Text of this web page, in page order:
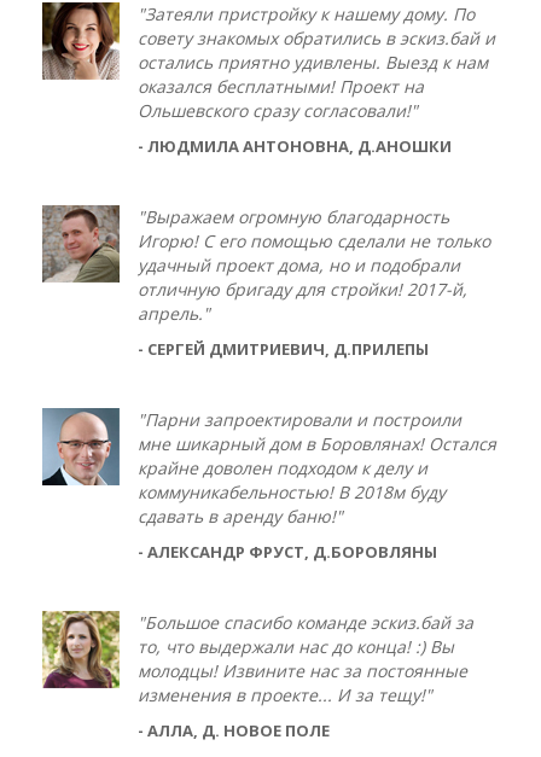
"Затеяли пристройку к нашему дому. По
совету знакомых обратились в эскиз.бай и
остались приятно удивлены. Выезд к нам
оказался бесплатными! Проект на
Ольшевского сразу согласовали!"
- ЛЮДМИЛА АНТОНОВНА, Д.АНОШКИ
"Выражаем огромную благодарность
Игорю! С его помощью сделали не только
удачный проект дома, но и подобрали
отличную бригаду для стройки! 2017-й,
апрель."
- СЕРГЕЙ ДМИТРИЕВИЧ, Д.ПРИЛЕПЫ
"Парни запроектировали и построили
мне шикарный дом в Боровлянах! Остался
крайне доволен подходом к делу и
коммуникабельностью! В 2018м буду
сдавать в аренду баню!"
- АЛЕКСАНДР ФРУСТ, Д.БОРОВЛЯНЫ
"Большое спасибо команде эскиз.бай за
то, что выдержали нас до конца! :) Вы
молодцы! Извините нас за постоянные
изменения в проекте... И за тещу!"
- АЛЛА, Д. НОВОЕ ПОЛЕ